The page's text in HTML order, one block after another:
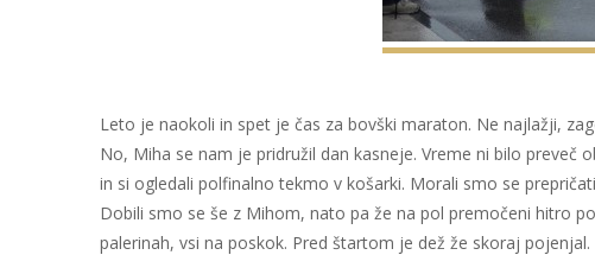
Leto je naokoli in spet je čas za bovški maraton. Ne najlažji,
No, Miha se nam je pridružil dan kasneje. Vreme ni bilo
in si ogledali polfinalno tekmo v košarki. Morali smo se
Dobili smo se še z Mihom, nato pa že na pol premočeni hitro
palerinah, vsi na poskok. Pred štartom je dež že skoraj